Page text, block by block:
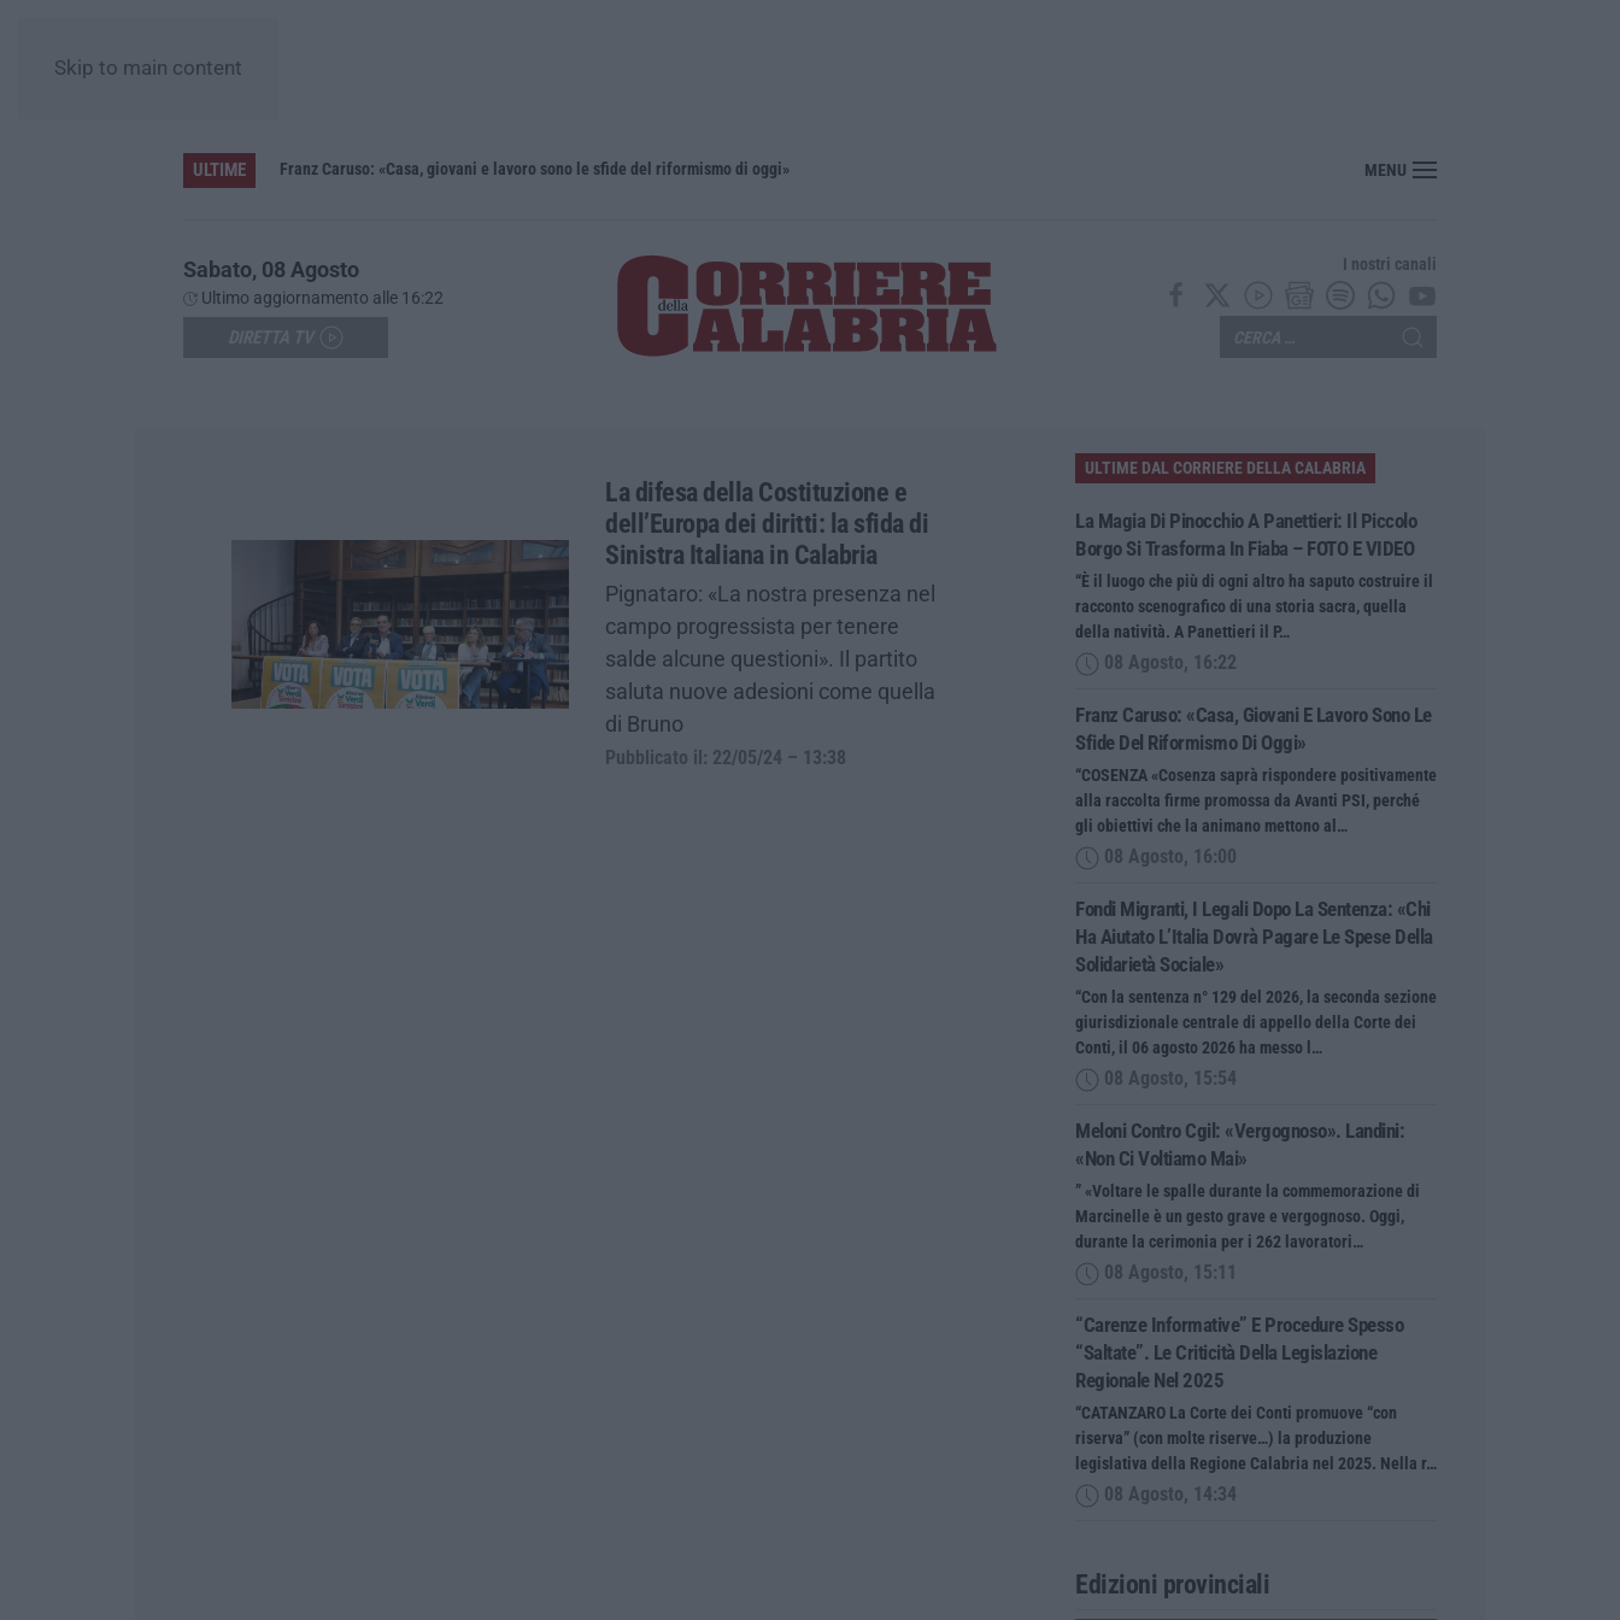
Skip to main content
ULTIME Franz Caruso: «Casa, giovani e lavoro sono le sfide del riformismo di oggi» MENU
Sabato, 08 Agosto
Ultimo aggiornamento alle 16:22
I nostri canali
La difesa della Costituzione e
dell’Europa dei diritti: la sfida di
Sinistra Italiana in Calabria
Pignataro: «La nostra presenza nel
campo progressista per tenere
salde alcune questioni». Il partito
saluta nuove adesioni come quella
di Bruno
Pubblicato il: 22/05/24 – 13:38
ULTIME DAL CORRIERE DELLA CALABRIA
La Magia Di Pinocchio A Panettieri: Il Piccolo
Borgo Si Trasforma In Fiaba – FOTO E VIDEO
“È il luogo che più di ogni altro ha saputo costruire il
racconto scenografico di una storia sacra, quella
della natività. A Panettieri il P…
08 Agosto, 16:22
Franz Caruso: «Casa, Giovani E Lavoro Sono Le
Sfide Del Riformismo Di Oggi»
“COSENZA «Cosenza saprà rispondere positivamente
alla raccolta firme promossa da Avanti PSI, perché
gli obiettivi che la animano mettono al…
08 Agosto, 16:00
Fondi Migranti, I Legali Dopo La Sentenza: «Chi
Ha Aiutato L’Italia Dovrà Pagare Le Spese Della
Solidarietà Sociale»
“Con la sentenza n° 129 del 2026, la seconda sezione
giurisdizionale centrale di appello della Corte dei
Conti, il 06 agosto 2026 ha messo l…
08 Agosto, 15:54
Meloni Contro Cgil: «Vergognoso». Landini:
«Non Ci Voltiamo Mai»
” «Voltare le spalle durante la commemorazione di
Marcinelle è un gesto grave e vergognoso. Oggi,
durante la cerimonia per i 262 lavoratori…
08 Agosto, 15:11
“Carenze Informative” E Procedure Spesso
“saltate”. Le Criticità Della Legislazione
Regionale Nel 2025
“CATANZARO La Corte dei Conti promuove “con
riserva” (con molte riserve…) la produzione
legislativa della Regione Calabria nel 2025. Nella r…
08 Agosto, 14:34
Edizioni provinciali